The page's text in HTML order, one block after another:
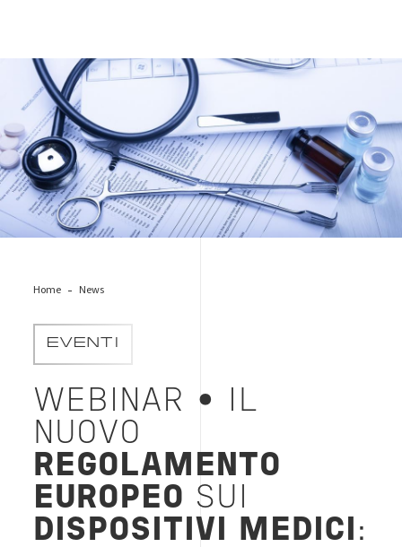
medical-device-objects
Home News
EVENTI
WEBINAR •
IL
NUOVO
REGOLAMENTO
EUROPEO SUI
DISPOSITIVI MEDICI :